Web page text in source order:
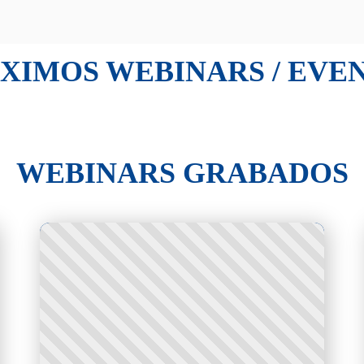
WEBINARS /
WEBINARS GRABADOS